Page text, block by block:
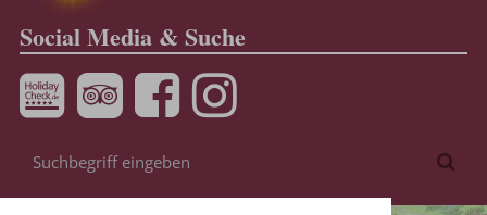
Social Media & Suche
Suchbegriff
eingeben